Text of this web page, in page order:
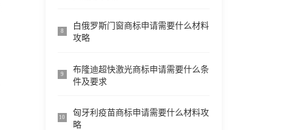
8
白俄罗斯门窗商标申请需要什么材料
攻略
9
布隆迪超快激光商标申请需要什么条
件及要求
10
匈牙利疫苗商标申请需要什么材料攻
略